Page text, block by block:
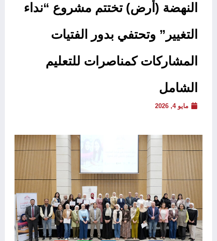
النهضة (أرض) تختتم مشروع “نداء
التغيير” وتحتفي بدور الفتيات
المشاركات كمناصرات للتعليم
الشامل
مايو 4, 2026